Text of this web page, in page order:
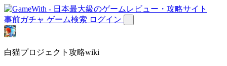
事前ガチャ ゲーム検索 ログイン
白猫プロジェクト攻略wiki